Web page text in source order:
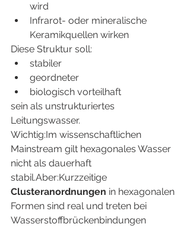
wird
Infrarot- oder mineralische
Keramikquellen wirken
Diese Struktur soll:
stabiler
geordneter
biologisch vorteilhaft
sein als unstrukturiertes
Leitungswasser.
Wichtig:Im wissenschaftlichen
Mainstream gilt hexagonales Wasser
nicht als dauerhaft
stabil.Aber:Kurzzeitige
Clusteranordnungen in hexagonalen
Formen sind real und treten bei
Wasserstoffbrückenbindungen